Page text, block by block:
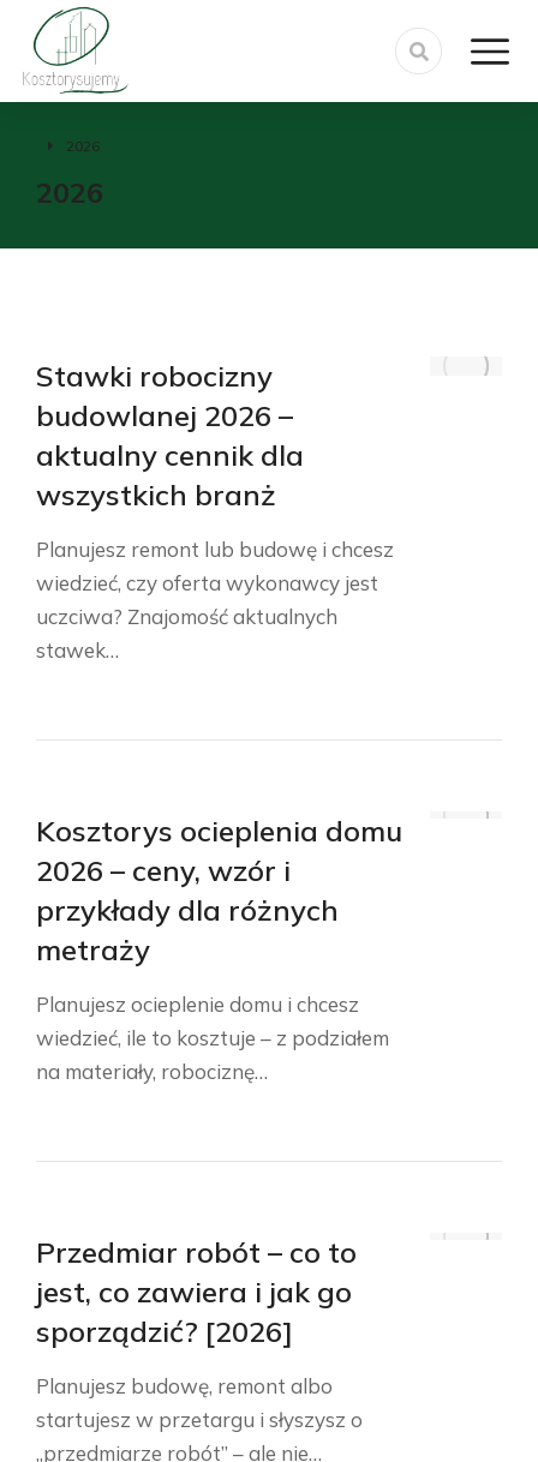
Jesteś tutaj:
2026
2026
Stawki robocizny
budowlanej 2026 –
aktualny cennik dla
wszystkich branż
Planujesz remont lub budowę i chcesz
wiedzieć, czy oferta wykonawcy jest
uczciwa? Znajomość aktualnych
stawek…
Kosztorys ocieplenia domu
2026 – ceny, wzór i
przykłady dla różnych
metraży
Planujesz ocieplenie domu i chcesz
wiedzieć, ile to kosztuje – z podziałem
na materiały, robociznę…
Przedmiar robót – co to
jest, co zawiera i jak go
sporządzić? [2026]
Planujesz budowę, remont albo
startujesz w przetargu i słyszysz o
„przedmiarze robót” – ale nie…